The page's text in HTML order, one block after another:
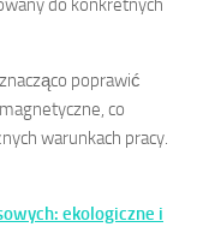
do konkretnych
poprawić
co
warunkach pracy.
ekologiczne i